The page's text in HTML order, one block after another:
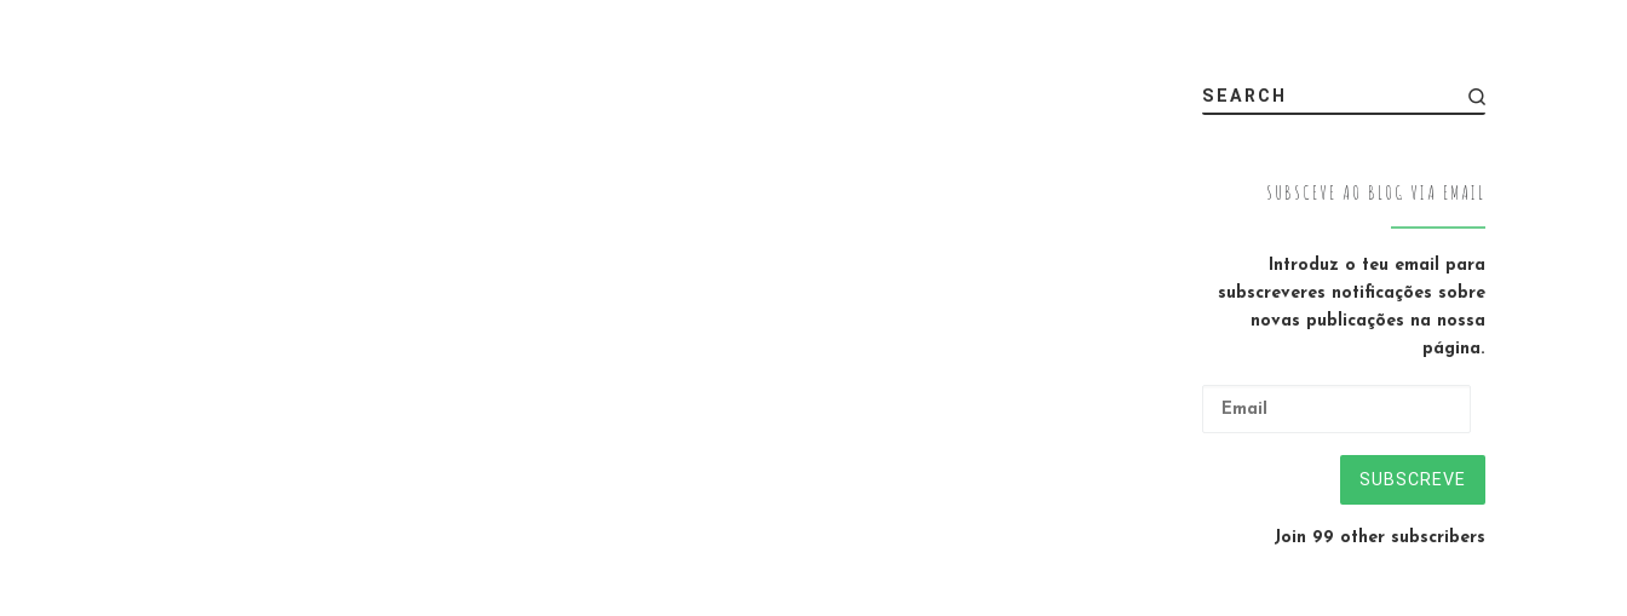
SEARCH
SUBSCEVE AO BLOG VIA EMAIL
Introduz o teu email para
subscreveres notificações sobre
novas publicações na nossa
página.
SUBSCREVE
Join 99 other subscribers